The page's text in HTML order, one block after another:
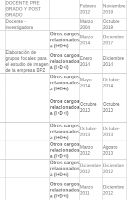
DOCENTE PRE
GRADO Y POST
GRADO
Febrero
2012
Noviembre
2019
Docente -
investigadora
Marzo
2004
Octubre
2019
Otros cargos
relacionados
a (I+D+i)
Marzo
2014
Diciembre
2017
Elaboración de
grupos focales para
el estudio de imagen
de la empresa BPZ
Otros cargos
relacionados
a (I+D+i)
Enero
2014
Diciembre
2014
Otros cargos
relacionados
a (I+D+i)
Mayo
2014
Octubre
2014
Otros cargos
relacionados
a (I+D+i)
Octubre
2013
Octubre
2013
Otros cargos
relacionados
a (I+D+i)
Octubre
2013
Octubre
2013
Otros cargos
relacionados
a (I+D+i)
Marzo
2012
Agosto
2013
Otros cargos
relacionados
a (I+D+i)
Diciembre
2012
Diciembre
2012
Otros cargos
relacionados
a (I+D+i)
Marzo
2011
Diciembre
2012